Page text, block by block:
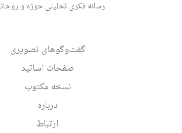
رسانه فکری تحلیلی حوزه و
گفت‌وگوهای تصویری
صفحات اساتید
نسخه مکتوب
درباره
ارتباط